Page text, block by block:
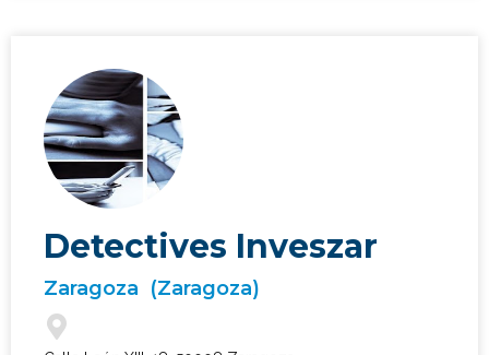
Detectives Inveszar
Zaragoza (Zaragoza)